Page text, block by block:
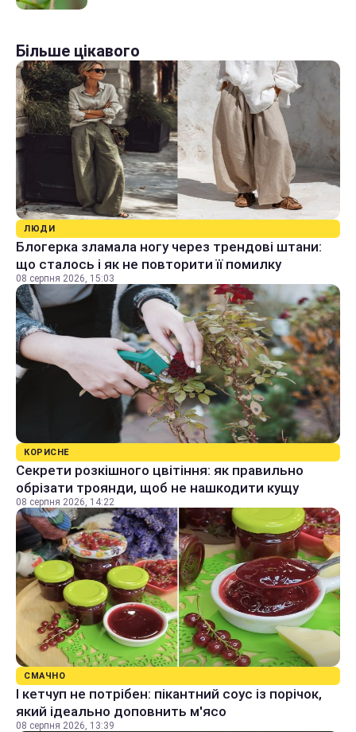
Більше цікавого
ЛЮДИ
Блогерка зламала ногу через трендові штани:
що сталось і як не повторити її помилку
08 серпня 2026, 15:03
КОРИСНЕ
Секрети розкішного цвітіння: як правильно
обрізати троянди, щоб не нашкодити кущу
08 серпня 2026, 14:22
СМАЧНО
І кетчуп не потрібен: пікантний соус із порічок,
який ідеально доповнить м'ясо
08 серпня 2026, 13:39